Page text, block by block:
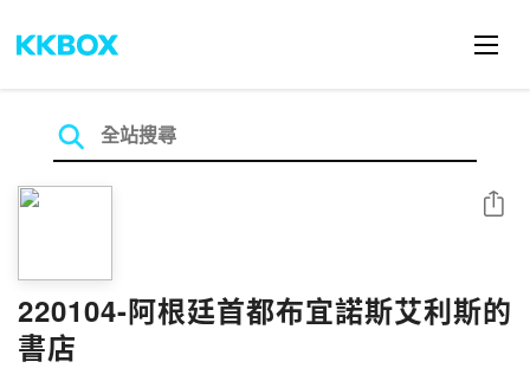
220104-阿根廷首都布宜諾斯艾利斯的
書店
分享